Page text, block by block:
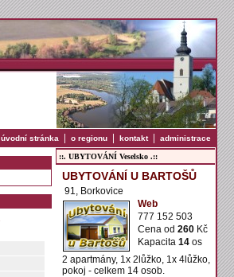
úvodní stránka | o regionu | kontakt| administrace
::. UBYTOVÁNÍ Veselsko .::
UBYTOVÁNÍ U BARTOŠŮ
91, Borkovice
Web
777 152 503
Cena od 260 Kč
Kapacita 14 os
2 apartmány, 1x 2lůžko, 1x 4lůžko,
pokoj - celkem 14 osob.